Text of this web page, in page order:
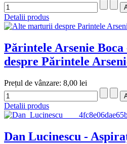
Detalii produs
Părintele Arsenie
despre Părintele
Prețul de vânzare: 8,00 lei
Detalii produs
Dan Lucinescu -